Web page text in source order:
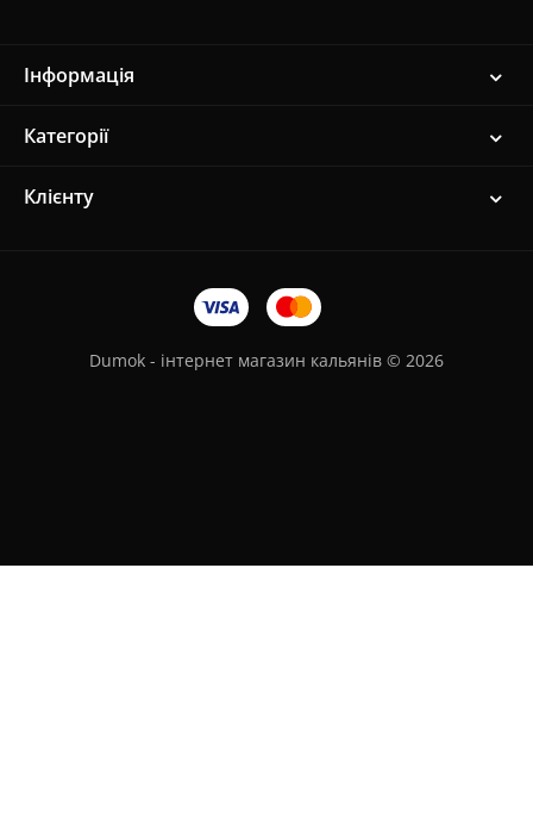
Інформація
Категорії
Клієнту
Dumok - інтернет магазин кальянів © 2026